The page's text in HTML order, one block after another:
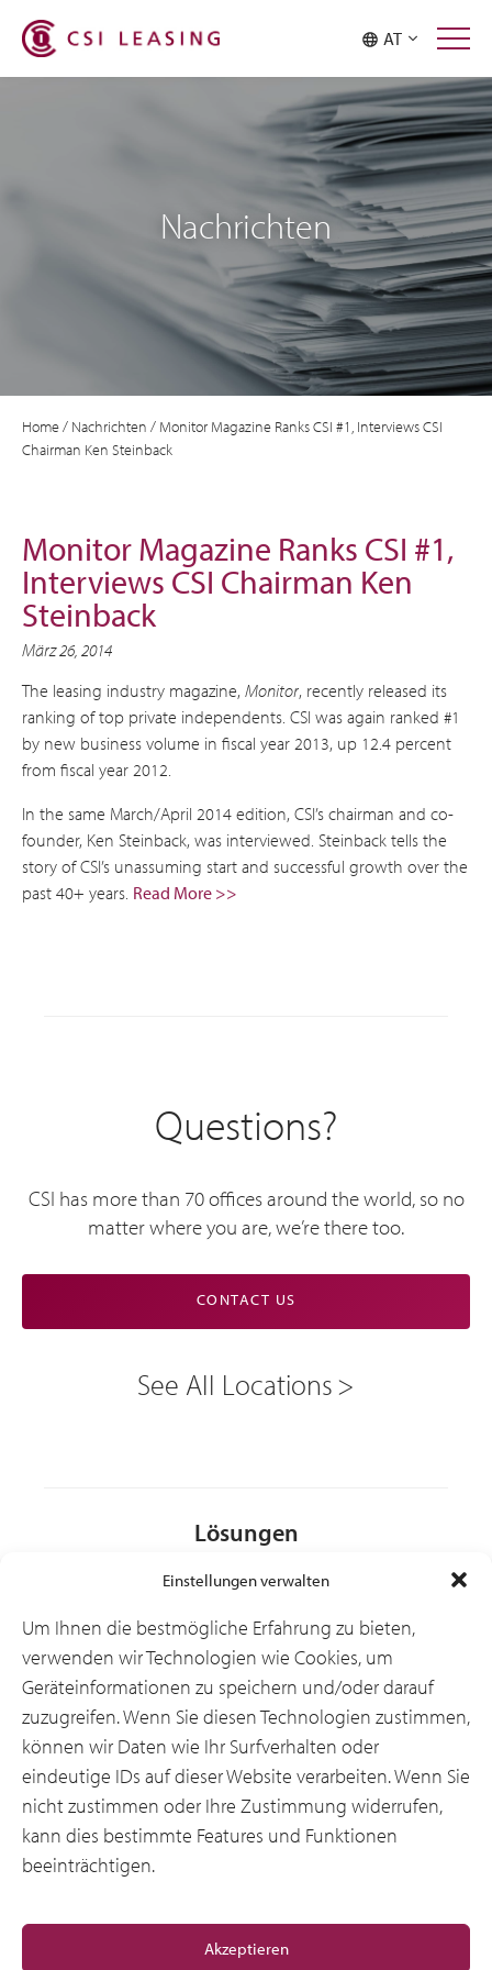
Einstellungen verwalten
Um Ihnen die bestmögliche Erfahrung zu bieten,
verwenden wir Technologien wie Cookies, um
Geräteinformationen zu speichern und/oder darauf
zuzugreifen. Wenn Sie diesen Technologien zustimmen,
können wir Daten wie Ihr Surfverhalten oder
eindeutige IDs auf dieser Website verarbeiten. Wenn Sie
nicht zustimmen oder Ihre Zustimmung widerrufen,
kann dies bestimmte Features und Funktionen
beeinträchtigen.
Akzeptieren
AT
Nachrichten
Home/ Nachrichten / Monitor Magazine Ranks CSI #1, Interviews CSI
Chairman Ken Steinback
Monitor Magazine Ranks CSI #1,
Interviews CSI Chairman Ken
Steinback
März 26, 2014
The leasing industry magazine, Monitor, recently released its
ranking of top private independents. CSI was again ranked #1
by new business volume in fiscal year 2013, up 12.4 percent
from fiscal year 2012.
In the same March/April 2014 edition, CSI’s chairman and co-
founder, Ken Steinback, was interviewed. Steinback tells the
story of CSI’s unassuming start and successful growth over the
past 40+ years. Read More >>
Questions?
CSI has more than 70 offices around the world, so no
matter where you are, we’re there too.
CONTACT US
See All Locations
Lösungen
Branchen
Ressourcen
Über uns